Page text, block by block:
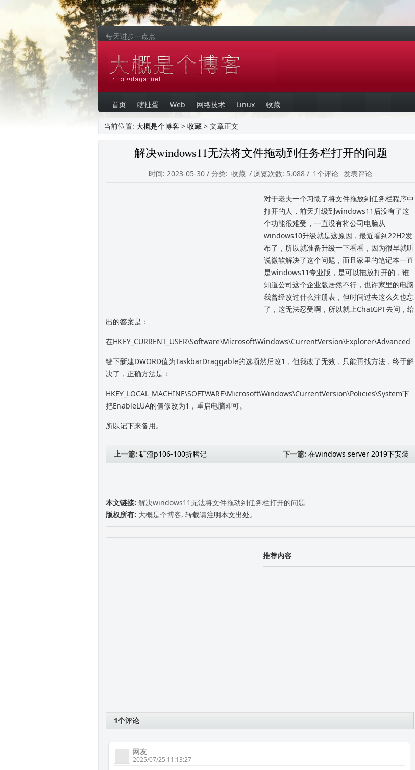
每天进步一点点
首页 瞎扯蛋 Web 网络技术 Linux 收藏
当前位置: 大概是个博客 > 收藏 > 文章正文
解决windows11无法将文件拖动到任务栏打开的问题
时间: 2023-05-30 / 分类: 收藏 / 浏览次数: 5,088 / 1个评论 发表评论
对于老夫一个习惯了将文件拖放到任务栏程序中
打开的人，前天升级到windows11后没有了这
个功能很难受，一直没有将公司电脑从
windows10升级就是这原因，最近看到22H2发
布了，所以就准备升级一下看看，因为很早就听
说微软解决了这个问题，而且家里的笔记本一直
是windows11专业版，是可以拖放打开的，谁
知道公司这个企业版居然不行，也许家里的电脑
我曾经改过什么注册表，但时间过去这么久也忘
了，这无法忍受啊，所以就上ChatGPT去问，给
出的答案是：
在HKEY_CURRENT_USER\Software\Microsoft\Windows\CurrentVersion\Explorer\Advanced
键下新建DWORD值为TaskbarDraggable的选项然后改1，但我改了无效，只能再找方法，终于解
决了，正确方法是：
HKEY_LOCAL_MACHINE\SOFTWARE\Microsoft\Windows\CurrentVersion\Policies\System下
把EnableLUA的值修改为1，重启电脑即可。
所以记下来备用。
上一篇: 矿渣p106-100折腾记 下一篇: 在windows server 2019下安装
本文链接: 解决windows11无法将文件拖动到任务栏打开的问题
版权所有: 大概是个博客, 转载请注明本文出处。
推荐内容
1个评论
网友
2025/07/25 11:13:27